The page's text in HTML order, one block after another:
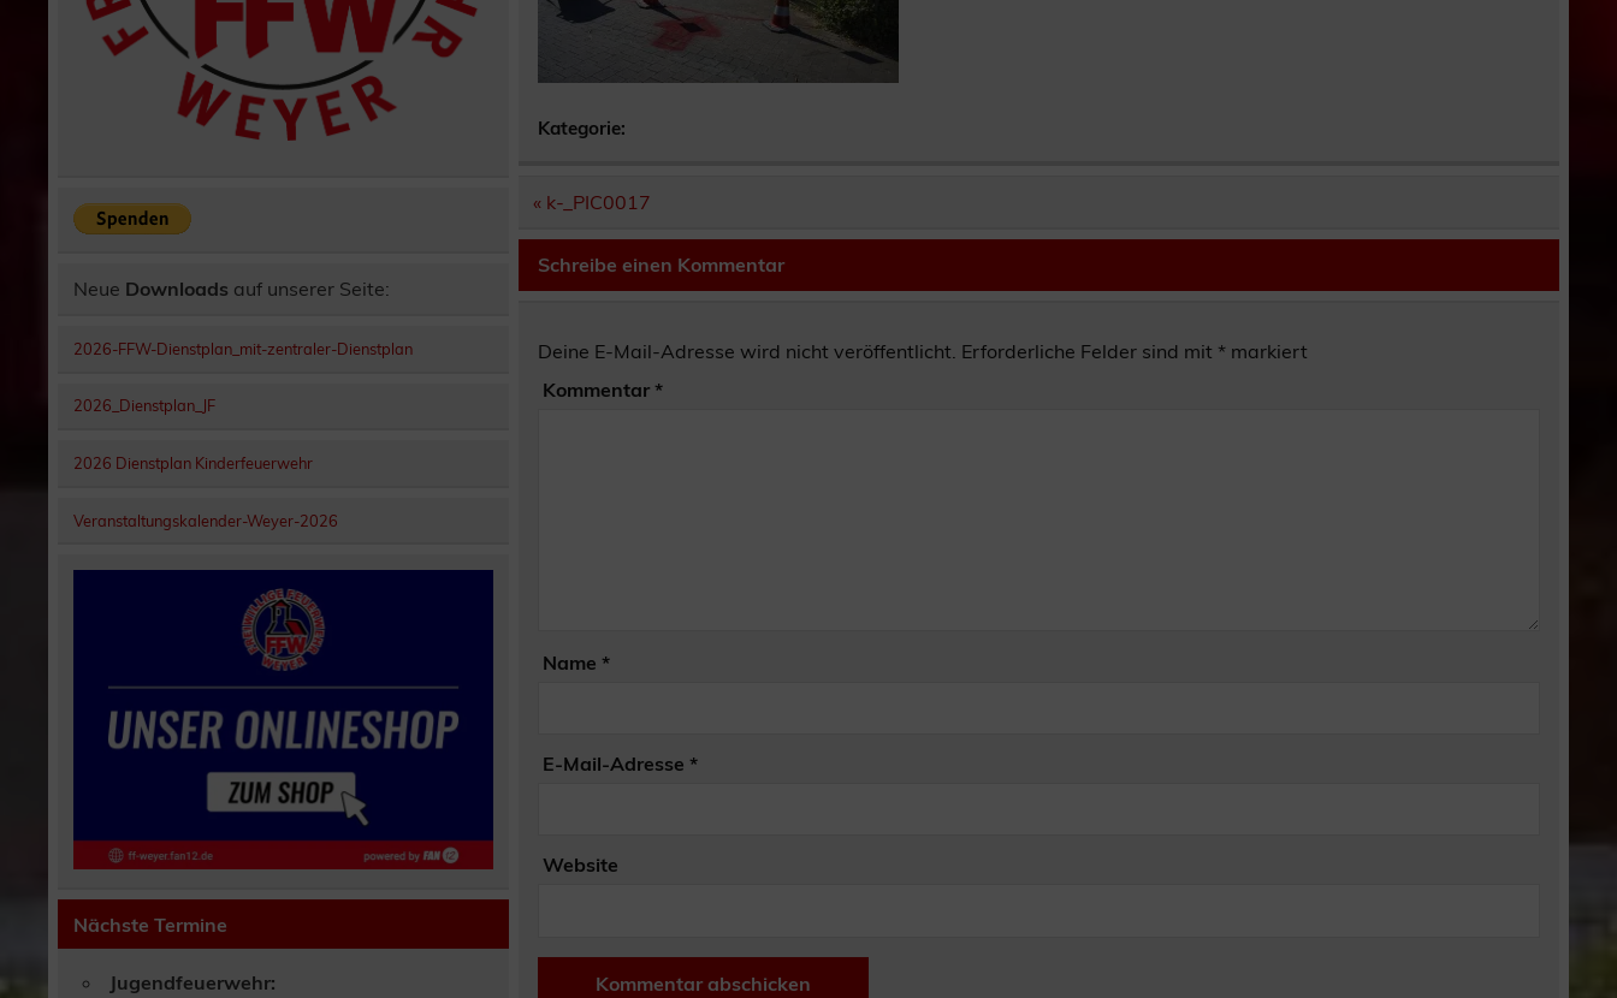
Kategorie:
Beitragsnavigation
« k-_PIC0017
Schreibe einen Kommentar
Deine E-Mail-Adresse wird nicht veröffentlicht. Erforderliche Felder sind mit *markiert
Kommentar*
Name*
E-Mail-Adresse*
Website
Neue Downloads auf unserer Seite:
2026-FFW-Dienstplan_mit-zentraler-Dienstplan
2026_Dienstplan_JF
2026 Dienstplan Kinderfeuerwehr
Veranstaltungskalender-Weyer-2026
Nächste Termine
Jugendfeuerwehr: